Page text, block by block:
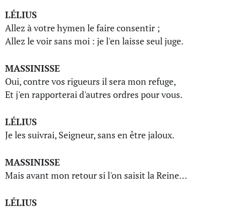
LÉLIUS
Allez à votre hymen le faire consentir ;
Allez le voir sans moi : je l'en laisse seul juge.
MASSINISSE
Oui, contre vos rigueurs il sera mon refuge,
Et j'en rapporterai d'autres ordres pour vous.
LÉLIUS
Je les suivrai, Seigneur, sans en être jaloux.
MASSINISSE
Mais avant mon retour si l'on saisit la Reine…
LÉLIUS